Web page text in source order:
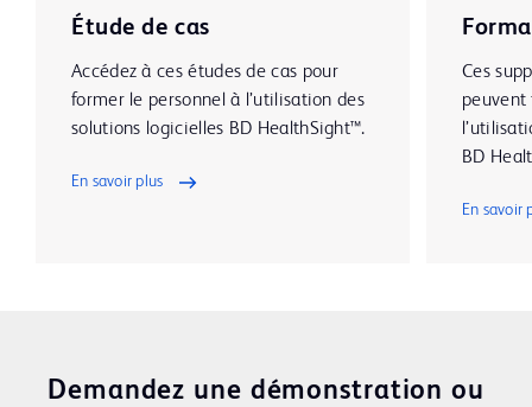
Étude de cas
Accédez à ces études de cas pour
former le personnel à l’utilisation des
solutions logicielles BD HealthSight™.
En savoir plus
Ces
peuvent
BD
En savoir
Demandez une démonstration ou